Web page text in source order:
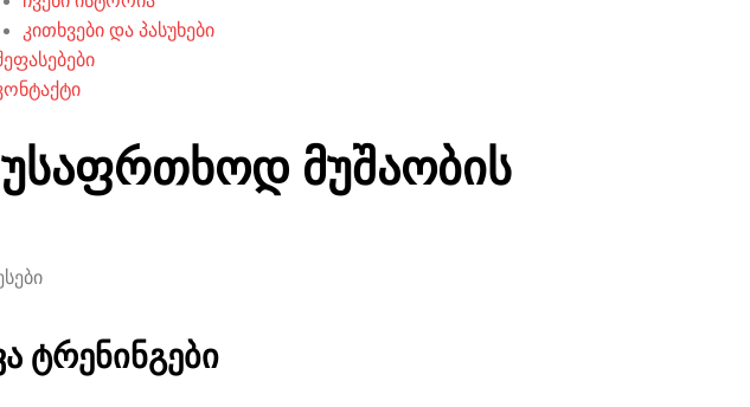
კითხვები და პასუხები
უსაფრთხოდ მუშაობის
ტრენინგები